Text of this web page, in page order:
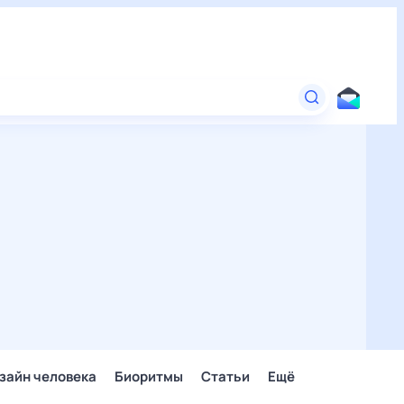
человека Биоритмы Статьи Ещё